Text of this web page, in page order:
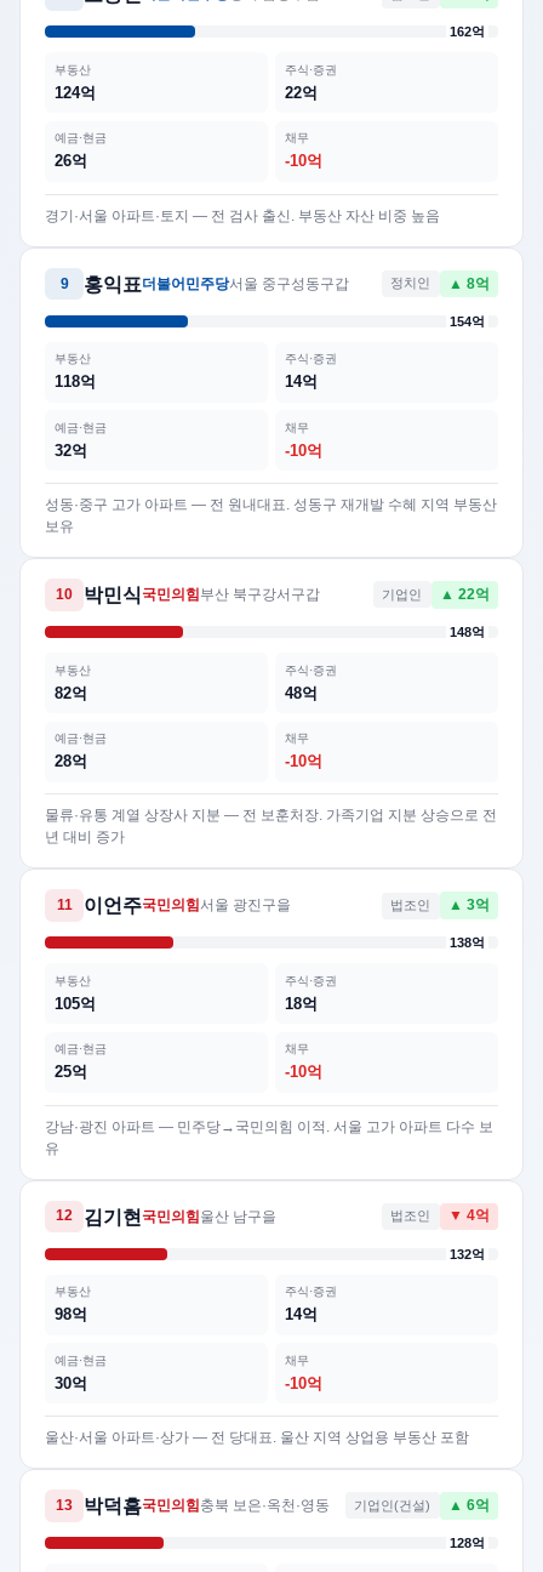
162억
부동산
124억
주식·증권
22억
예금·현금
26억
채무
-10억
경기·서울 아파트·토지 — 전 검사 출신. 부동산 자산 비중 높음
9 홍익표더불어민주당서울 중구성동구갑 정치인 ▲ 8억
154억
부동산
118억
주식·증권
14억
예금·현금
32억
채무
-10억
성동·중구 고가 아파트 — 전 원내대표. 성동구 재개발 수혜 지역 부동산
보유
10 박민식국민의힘 부산 북구강서구갑 기업인 ▲ 22억
148억
부동산
82억
주식·증권
48억
예금·현금
28억
채무
-10억
물류·유통 계열 상장사 지분 — 전 보훈처장. 가족기업 지분 상승으로 전
년 대비 증가
11 이언주국민의힘 서울 광진구을 법조인 ▲ 3억
138억
부동산
105억
주식·증권
18억
예금·현금
25억
채무
-10억
강남·광진 아파트 — 민주당→국민의힘 이적. 서울 고가 아파트 다수 보
유
12 김기현 국민의힘울산 남구을 법조인 ▼ 4억
132억
부동산
98억
주식·증권
14억
예금·현금
30억
채무
-10억
울산·서울 아파트·상가 — 전 당대표. 울산 지역 상업용 부동산 포함
13 박덕흠국민의힘 충북 보은·옥천·영동 기업인(건설) ▲ 6억
128억